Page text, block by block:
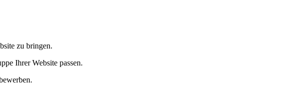
zu bringen.
Ihrer Website passen.